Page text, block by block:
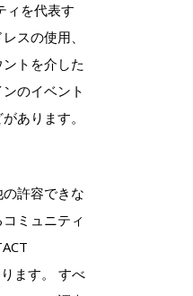
ィを代表す
スの使用、
トを介した
のイベント
あります。
許容できな
ミュニティ
ます。 すべ